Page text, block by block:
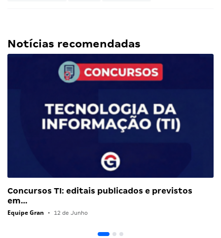
Notícias recomendadas
Concursos TI: editais publicados e previstos
em…
Equipe Gran • 12 de Junho